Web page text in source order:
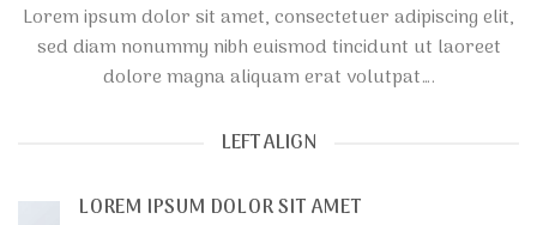
Lorem ipsum dolor sit amet, consectetuer adipiscing elit,
sed diam nonummy nibh euismod tincidunt ut laoreet
dolore magna aliquam erat volutpat….
LEFT ALIGN
LOREM IPSUM DOLOR SIT AMET